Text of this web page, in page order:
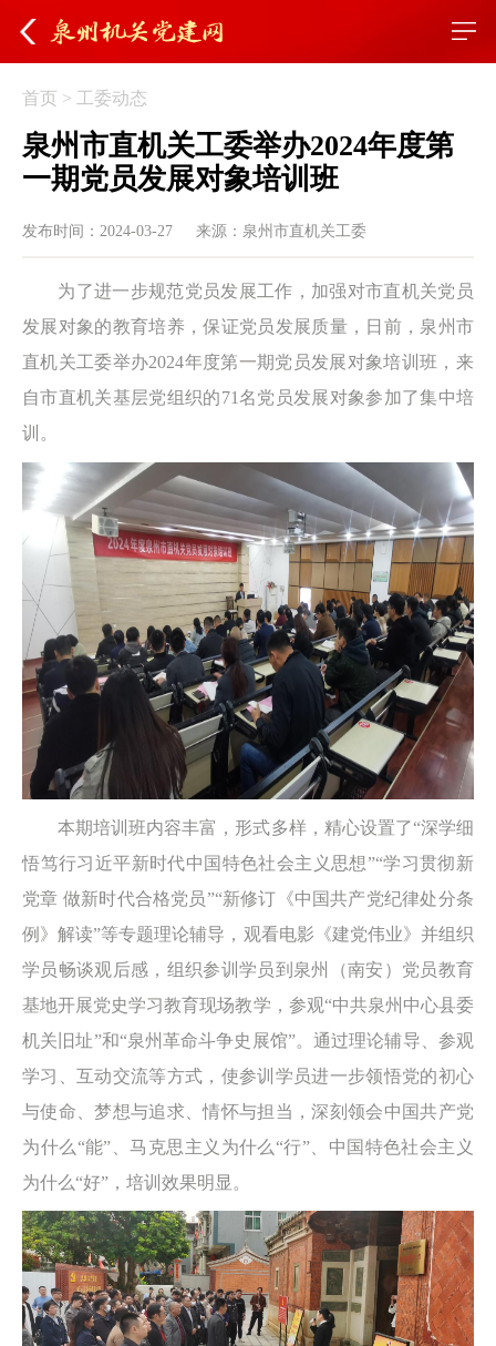
首页 > 工委动态
泉州市直机关工委举办2024年度第
一期党员发展对象培训班
发布时间：2024-03-27 来源：泉州市直机关工委
为了进一步规范党员发展工作，加强对市直机关党员
发展对象的教育培养，保证党员发展质量，日前，泉州市
直机关工委举办2024年度第一期党员发展对象培训班，来
自市直机关基层党组织的71名党员发展对象参加了集中培
训。
本期培训班内容丰富，形式多样，精心设置了“深学细
悟笃行习近平新时代中国特色社会主义思想”“学习贯彻新
党章 做新时代合格党员”“新修订《中国共产党纪律处分条
例》解读”等专题理论辅导，观看电影《建党伟业》并组织
学员畅谈观后感，组织参训学员到泉州（南安）党员教育
基地开展党史学习教育现场教学，参观“中共泉州中心县委
机关旧址”和“泉州革命斗争史展馆”。通过理论辅导、参观
学习、互动交流等方式，使参训学员进一步领悟党的初心
与使命、梦想与追求、情怀与担当，深刻领会中国共产党
为什么“能”、马克思主义为什么“行”、中国特色社会主义
为什么“好”，培训效果明显。